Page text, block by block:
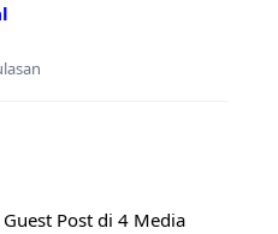
Post di 4 Media